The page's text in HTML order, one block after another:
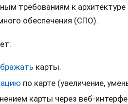
требованиям к
обеспечения (СПО).
карты.
по карте (увеличение,
карты через веб-